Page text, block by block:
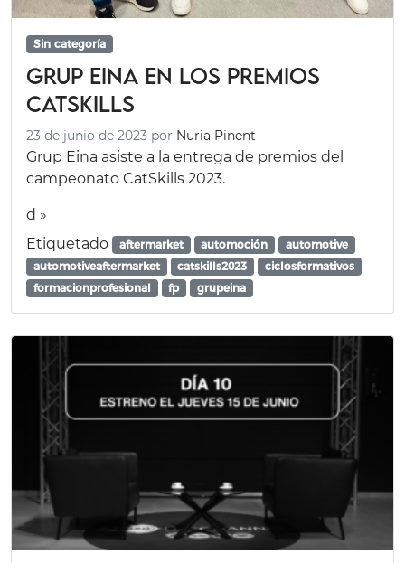
Sin categoría
Grup Eina en los premios
CatSkills
23 de junio de 2023 por Nuria Pinent
Grup Eina asiste a la entrega de premios del
campeonato CatSkills 2023.
d »
Etiquetado
aftermarket automoción
automotive
automotiveaftermarket
catskills2023
ciclosformativos
formacionprofesional
fp grupeina